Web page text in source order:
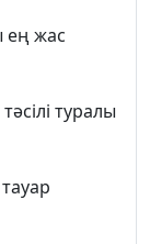
ең жас
туралы